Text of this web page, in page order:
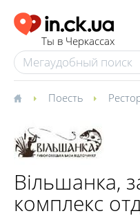
Ты в Черкассах
Поесть
Вільшанка,
комплекс